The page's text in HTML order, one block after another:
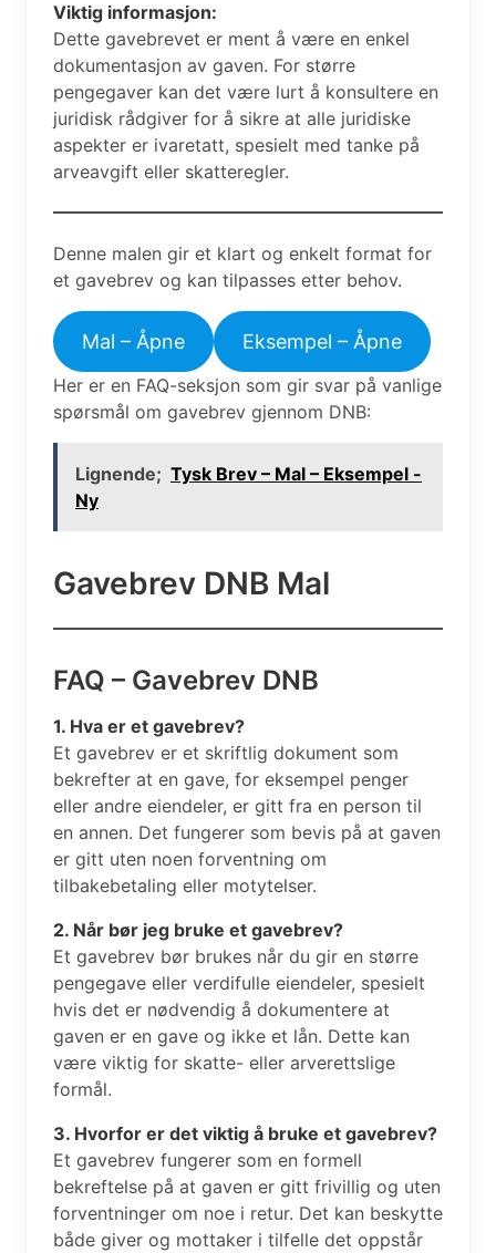
Viktig informasjon:
Dette gavebrevet er ment å være en enkel
dokumentasjon av gaven. For større
pengegaver kan det være lurt å konsultere en
juridisk rådgiver for å sikre at alle juridiske
aspekter er ivaretatt, spesielt med tanke på
arveavgift eller skatteregler.
Denne malen gir et klart og enkelt format for
et gavebrev og kan tilpasses etter behov.
Mal – Åpne Eksempel – Åpne
Her er en FAQ-seksjon som gir svar på vanlige
spørsmål om gavebrev gjennom DNB:
Lignende; Tysk Brev – Mal – Eksempel -
Ny
Gavebrev DNB Mal
FAQ – Gavebrev DNB
1. Hva er et gavebrev?
Et gavebrev er et skriftlig dokument som
bekrefter at en gave, for eksempel penger
eller andre eiendeler, er gitt fra en person til
en annen. Det fungerer som bevis på at gaven
er gitt uten noen forventning om
tilbakebetaling eller motytelser.
2. Når bør jeg bruke et gavebrev?
Et gavebrev bør brukes når du gir en større
pengegave eller verdifulle eiendeler, spesielt
hvis det er nødvendig å dokumentere at
gaven er en gave og ikke et lån. Dette kan
være viktig for skatte- eller arverettslige
formål.
3. Hvorfor er det viktig å bruke et gavebrev?
Et gavebrev fungerer som en formell
bekreftelse på at gaven er gitt frivillig og uten
forventninger om noe i retur. Det kan beskytte
både giver og mottaker i tilfelle det oppstår